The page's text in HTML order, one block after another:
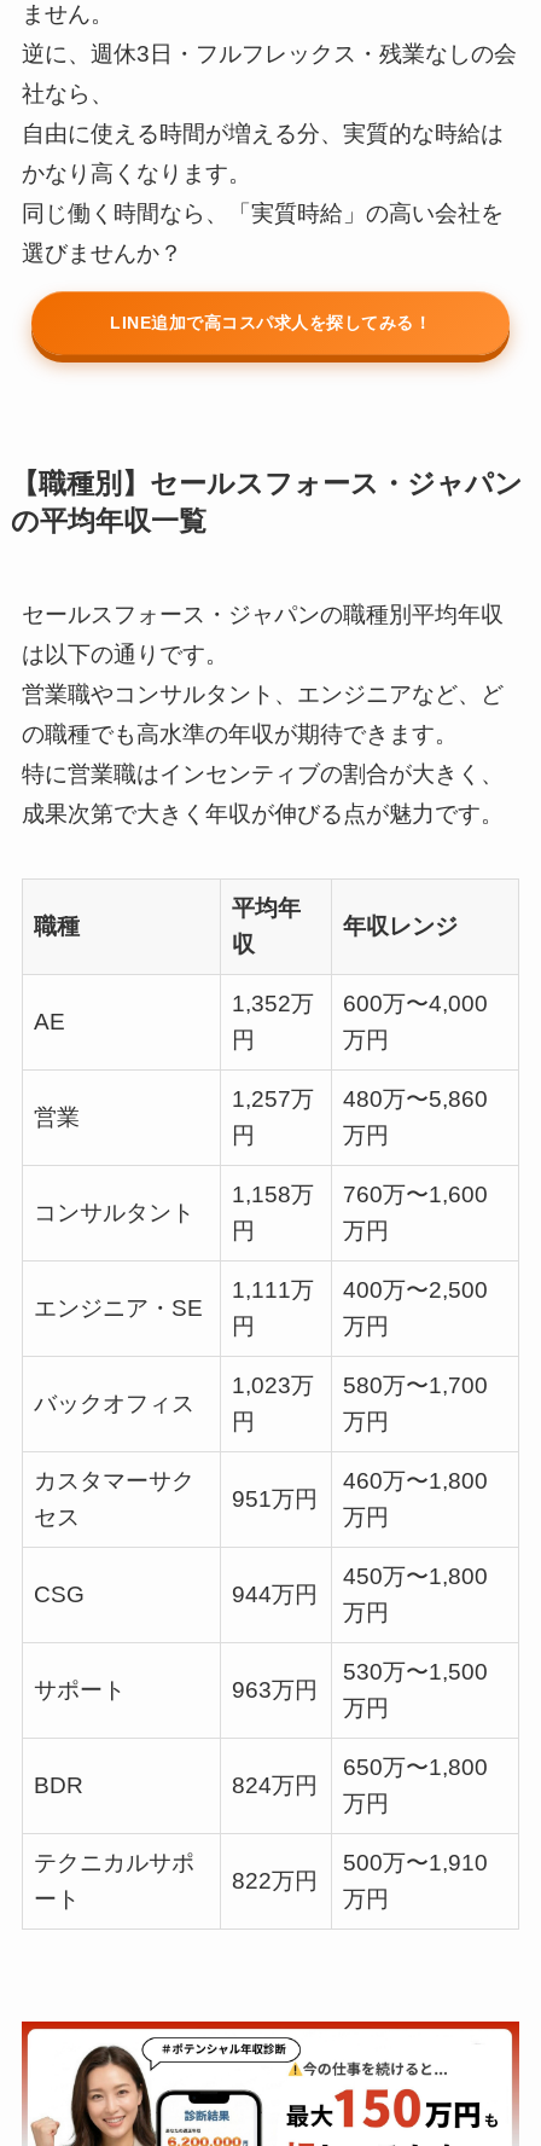
回答内容に応じて、提携サービスの情報を表示しています
ません。
逆に、週休3日・フルフレックス・残業なしの会
社なら、
自由に使える時間が増える分、実質的な時給は
かなり高くなります。
同じ働く時間なら、「実質時給」の高い会社を
選びませんか？
LINE追加で高コスパ求人を探してみる！
【職種別】セールスフォース・ジャパン
の平均年収一覧
セールスフォース・ジャパンの職種別平均年収
は以下の通りです。
営業職やコンサルタント、エンジニアなど、ど
の職種でも高水準の年収が期待できます。
特に営業職はインセンティブの割合が大きく、
成果次第で大きく年収が伸びる点が魅力です。
職種
平均年
収
年収レンジ
AE
1,352万
円
600万〜4,000
万円
営業
1,257万
円
480万〜5,860
万円
コンサルタント
1,158万
円
760万〜1,600
万円
エンジニア・SE
1,111万
円
400万〜2,500
万円
バックオフィス
1,023万
円
580万〜1,700
万円
カスタマーサク
セス
951万円
460万〜1,800
万円
CSG 944万円
450万〜1,800
万円
サポート 963万円
530万〜1,500
万円
BDR 824万円
650万〜1,800
万円
テクニカルサポ
ート
822万円
500万〜1,910
万円